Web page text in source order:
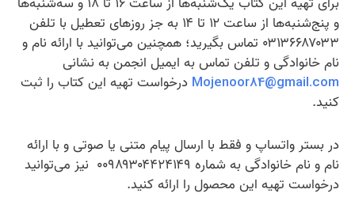
و پنج‌شنبه‌ها از ساعت ۱۲ تا ۱۴ به جز روزهای تعطیل با تلفن
۰۳۱۳۶۶۸۷۰۳۳ تماس بگیرید؛ همچنین می‌توانید با ارائه نام و
نام خانوادگی و تلفن تماس به ایمیل انجمن به نشانی
Mojenoor84@gmail.com درخواست تهیه این کتاب را ثبت
کنید.
در بستر واتساپ و فقط با ارسال پیام متنی یا صوتی و با ارائه
نام و نام خانوادگی به شماره ۰۰۹۸۹۳۰۴۴۲۴۱۴۹ نیز می‌توانید
درخواست تهیه این محصول را ارائه کنید.